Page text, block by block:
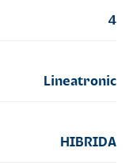
4
Lineatronic
HIBRIDA